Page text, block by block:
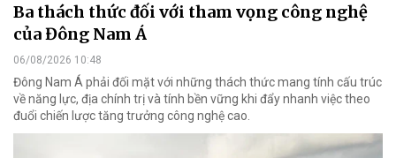
Ba thách thức đối với tham vọng công nghệ
của Đông Nam Á
06/08/2026 10:48
Đông Nam Á phải đối mặt với những thách thức mang tính cấu trúc
về năng lực, địa chính trị và tính bền vững khi đẩy nhanh việc theo
đuổi chiến lược tăng trưởng công nghệ cao.